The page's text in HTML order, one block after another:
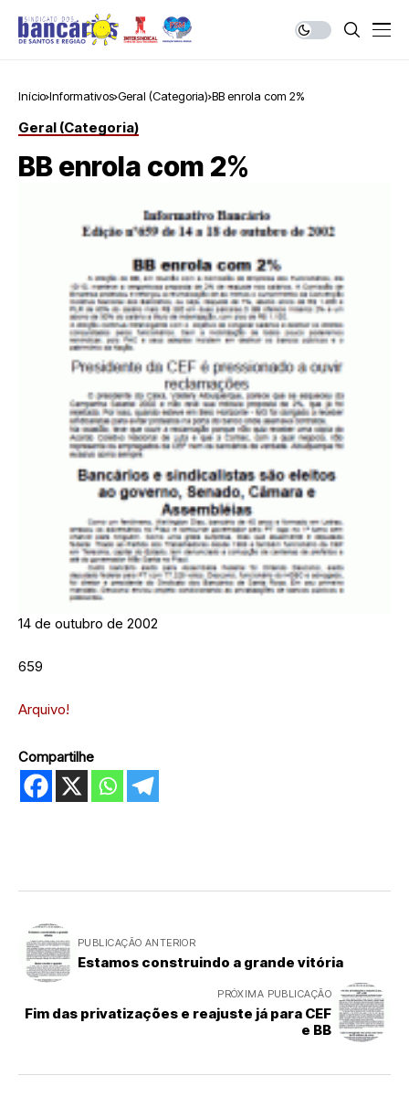
Início Informativos Geral (Categoria) BB enrola com 2%
Geral (Categoria)
BB enrola com 2%
14 de outubro de 2002
659
Arquivo!
Compartilhe
PUBLICAÇÃO ANTERIOR
Estamos construindo a grande vitória
PRÓXIMA PUBLICAÇÃO
Fim das privatizações e reajuste já para CEF
e BB